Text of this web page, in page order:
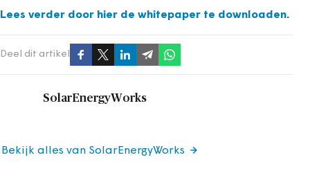
Lees verder door hier de whitepaper te downloaden.
Deel dit artikel
SolarEnergyWorks
Bekijk alles van SolarEnergyWorks